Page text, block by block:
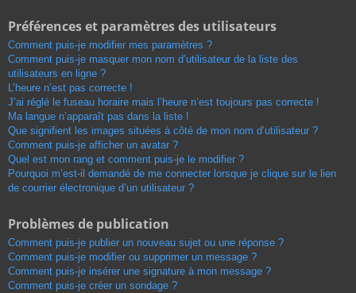
Préférences et paramètres des utilisateurs
Comment puis-je modifier mes paramètres ?
Comment puis-je masquer mon nom d’utilisateur de la liste des
utilisateurs en ligne ?
L’heure n’est pas correcte !
J’ai réglé le fuseau horaire mais l’heure n’est toujours pas correcte !
Ma langue n’apparaît pas dans la liste !
Que signifient les images situées à côté de mon nom d’utilisateur ?
Comment puis-je afficher un avatar ?
Quel est mon rang et comment puis-je le modifier ?
Pourquoi m’est-il demandé de me connecter lorsque je clique sur le lien
de courrier électronique d’un utilisateur ?
Problèmes de publication
Comment puis-je publier un nouveau sujet ou une réponse ?
Comment puis-je modifier ou supprimer un message ?
Comment puis-je insérer une signature à mon message ?
Comment puis-je créer un sondage ?